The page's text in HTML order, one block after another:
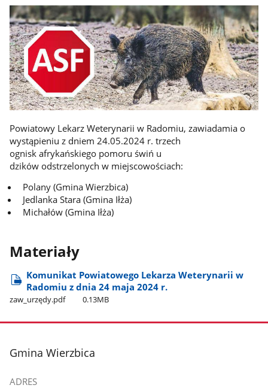
Powiatowy Lekarz Weterynarii w Radomiu, zawiadamia o
wystąpieniu z dniem 24.05.2024 r. trzech
ognisk afrykańskiego pomoru świń u
dzików odstrzelonych w miejscowościach:
Polany (Gmina Wierzbica)
Jedlanka Stara (Gmina Iłża)
Michałów (Gmina Iłża)
Materiały
Komunikat Powiatowego Lekarza Weterynarii w
Radomiu z dnia 24 maja 2024 r.
zaw​_urzędy.pdf 0.13MB
stopka
Gmina Wierzbica
ADRES